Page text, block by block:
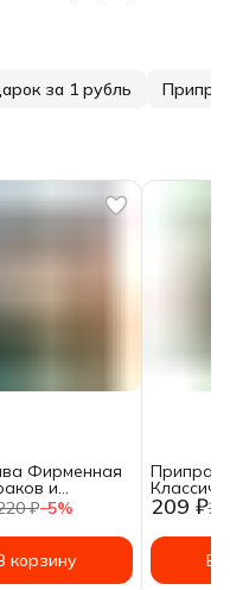
за 1 рубль
₽−5%
Фирменная
и
Специология
корзину
209 ₽
раков и
В